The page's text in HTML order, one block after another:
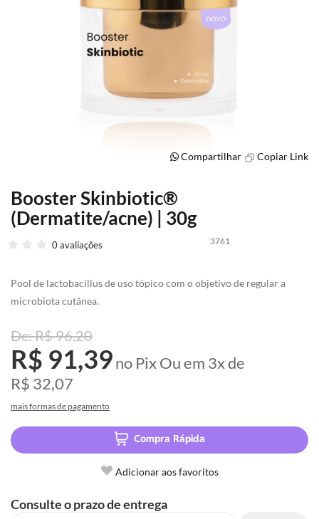
Booster Skinbiotic®
(Dermatite/acne) | 30g
3761
0 avaliações
Pool de lactobacillus de uso tópico com o objetivo de regular a
microbiota cutânea.
R$ 96,20
R$ 91,39no PixOu em 3xde
R$ 32,07
mais formas de pagamento
Compra Rápida
Adicionar aos favoritos
Consulte o prazo de entrega
Compartilhar Copiar Link
Saltar
para
o
de